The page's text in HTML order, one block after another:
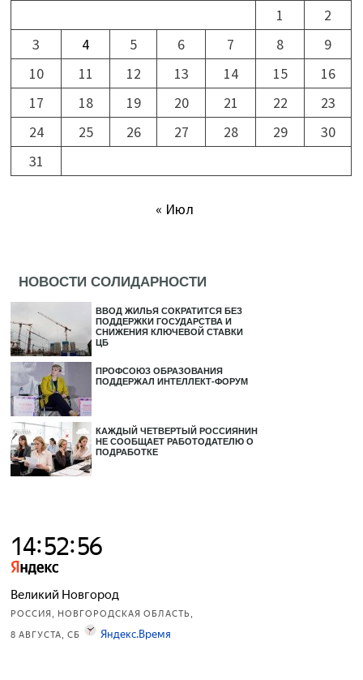
1
2
3
4 5 6 7 8
9
10
11 12 13 14 15
16
17
18 19 20 21 22
23
24
25 26 27 28 29
30
31
« Июл
НОВОСТИ СОЛИДАРНОСТИ
ВВОД ЖИЛЬЯ СОКРАТИТСЯ БЕЗ
ПОДДЕРЖКИ ГОСУДАРСТВА И
СНИЖЕНИЯ КЛЮЧЕВОЙ СТАВКИ
ЦБ
ПРОФСОЮЗ ОБРАЗОВАНИЯ
ПОДДЕРЖАЛ ИНТЕЛЛЕКТ-ФОРУМ
КАЖДЫЙ ЧЕТВЕРТЫЙ РОССИЯНИН
НЕ СООБЩАЕТ РАБОТОДАТЕЛЮ О
ПОДРАБОТКЕ